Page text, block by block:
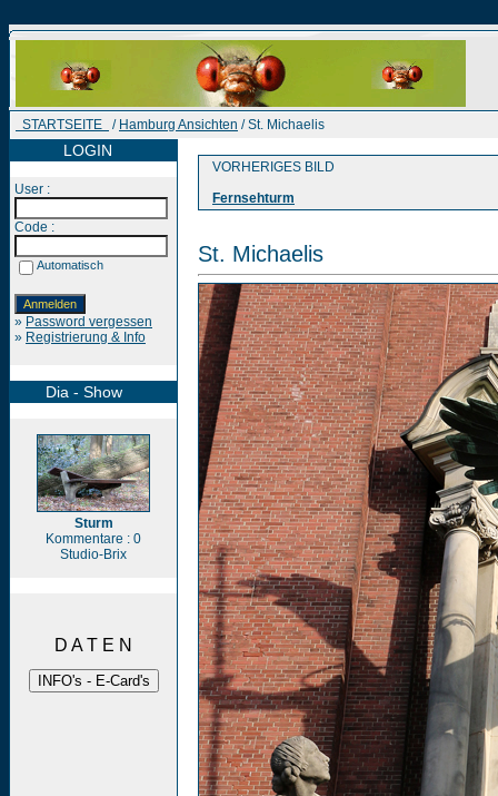
STARTSEITE / Hamburg Ansichten / St. Michaelis
LOGIN
User :
Code :
Automatisch
» Password vergessen
» Registrierung & Info
Dia - Show
Sturm
Kommentare : 0
Studio-Brix
D A T E N
VORHERIGES BILD
Fernsehturm
St. Michaelis